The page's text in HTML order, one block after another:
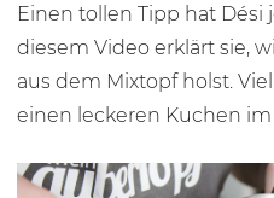
Einen tollen Tipp hat Dési
diesem Video erklärt sie,
aus dem Mixtopf holst.
einen leckeren Kuchen im